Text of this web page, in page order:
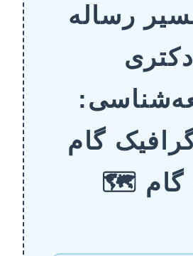
رساله
دکتری
گام
گام 🗺️